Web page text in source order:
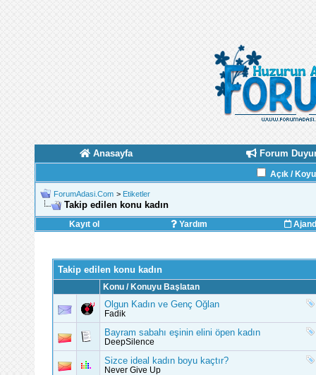
Anasayfa Forum
Açık /
ForumAdasi.Com > Etiketler
Takip edilen konu kadın
Kayıt ol Yardım
Takip edilen konu kadın
Konu / Konuyu Başlatan
Olgun Kadın ve Genç Oğlan
Fadik
Bayram sabahı eşinin elini öpen kadın
DeepSilence
Sizce ideal kadın boyu kaçtır?
Never Give Up